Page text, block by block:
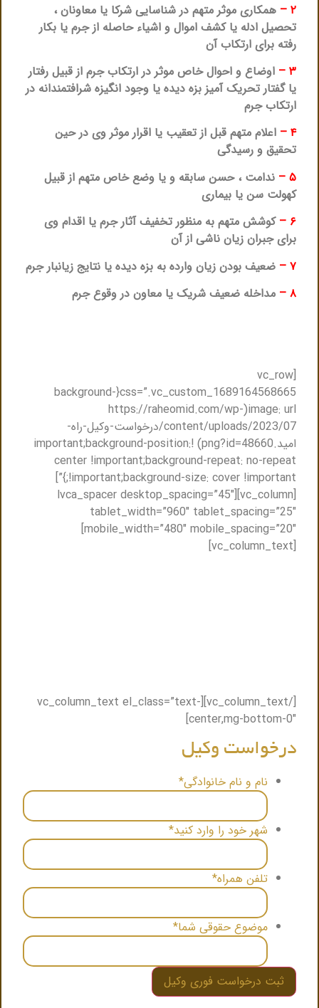
۲ –
همکاری موثر متهم در شناسایی شرکا یا معاونان ،
تحصیل ادله یا کشف اموال و اشیاء حاصله از جرم یا بکار
رفته برای ارتکاب آن
۳ –
اوضاع و احوال خاص موثر در ارتکاب جرم از قبیل رفتار
یا گفتار تحریک آمیز بزه دیده یا وجود انگیزه شرافتمندانه در
ارتکاب جرم
۴ –
اعلام متهم قبل از تعقیب یا اقرار موثر وی در حین
تحقیق و رسیدگی
۵ –
ندامت ، حسن سابقه و یا وضع خاص متهم از قبیل
کهولت سن یا بیماری
۶ –
کوشش متهم به منظور تخفیف آثار جرم یا اقدام وی
برای جبران زیان ناشی از آن
۷ –
ضعیف بودن زیان وارده به بزه دیده یا نتایج زیانبار جرم
۸ –
مداخله ضعیف شریک یا معاون در وقوع جرم
[vc_row
css=”.vc_custom_1689164568665{background-
image: url(https://raheomid.com/wp-
content/uploads/2023/07/درخواست-وکیل-راه-
امید.png?id=48660) !important;background-position:
center !important;background-repeat: no-repeat
!important;background-size: cover !important;}”]
[vc_column][lvca_spacer desktop_spacing=”45″
tablet_width=”960″ tablet_spacing=”25″
mobile_width=”480″ mobile_spacing=”20″]
[vc_column_text]
[/vc_column_text][vc_column_text el_class=”text-
center,mg-bottom-0″]
درخواست وکیل
نام و نام خانوادگی*
شهر خود را وارد کنید*
تلفن همراه*
موضوع حقوقی شما*